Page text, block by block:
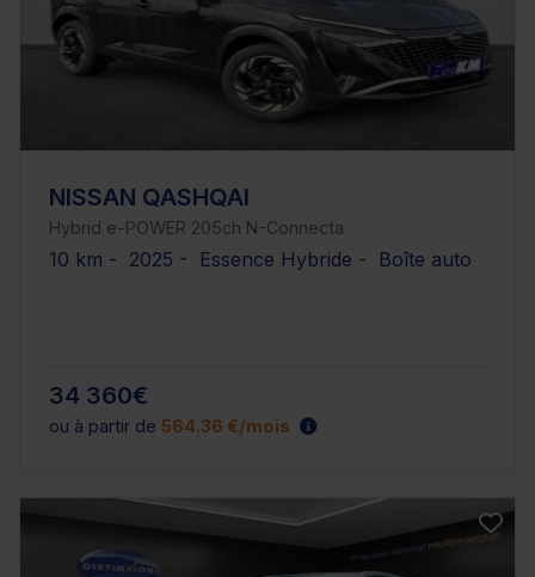
NISSAN QASHQAI
Hybrid e-POWER 205ch N-Connecta
10 km - 2025 - Essence Hybride - Boîte auto
34 360€
ou à partir de 564.36 €/mois